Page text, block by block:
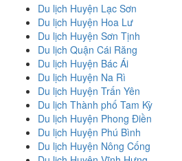
Du lịch Huyện Lạc Sơn
Du lịch Huyện Hoa Lư
Du lịch Huyện Sơn Tịnh
Du lịch Quận Cái Răng
Du lịch Huyện Bác Ái
Du lịch Huyện Na Rì
Du lịch Huyện Trấn Yên
Du lịch Thành phố Tam Kỳ
Du lịch Huyện Phong Điền
Du lịch Huyện Phú Bình
Du lịch Huyện Nông Cống